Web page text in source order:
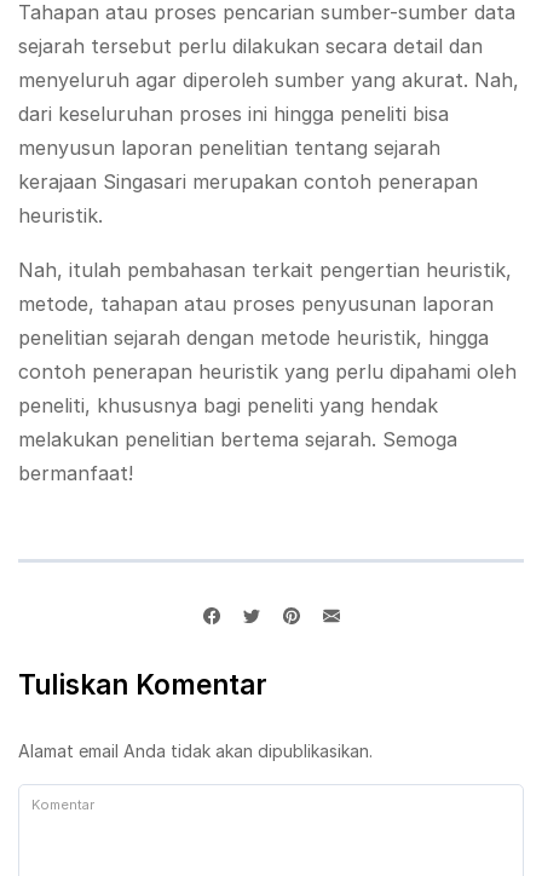
Tahapan atau proses pencarian sumber-sumber data
sejarah tersebut perlu dilakukan secara detail dan
menyeluruh agar diperoleh sumber yang akurat. Nah,
dari keseluruhan proses ini hingga peneliti bisa
menyusun laporan penelitian tentang sejarah
kerajaan Singasari merupakan contoh penerapan
heuristik.
Nah, itulah pembahasan terkait pengertian heuristik,
metode, tahapan atau proses penyusunan laporan
penelitian sejarah dengan metode heuristik, hingga
contoh penerapan heuristik yang perlu dipahami oleh
peneliti, khususnya bagi peneliti yang hendak
melakukan penelitian bertema sejarah. Semoga
bermanfaat!
Tuliskan Komentar
Alamat email Anda tidak akan dipublikasikan.
Komentar